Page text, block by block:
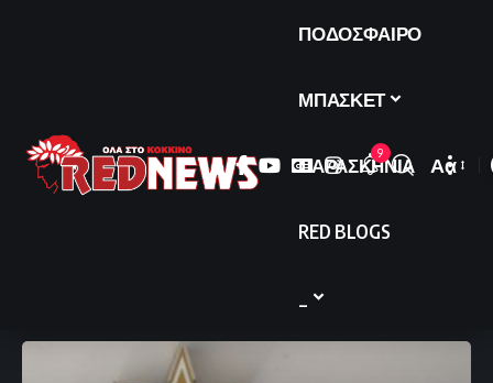
ΠΟΔΟΣΦΑΙΡΟ
ΜΠΑΣΚΕΤ
ΠΑΡΑΣΚΗΝΙΑ
RED BLOGS
9
Font
Αα